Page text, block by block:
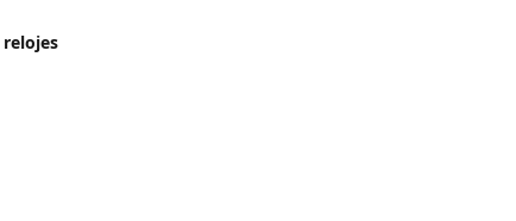
relojes